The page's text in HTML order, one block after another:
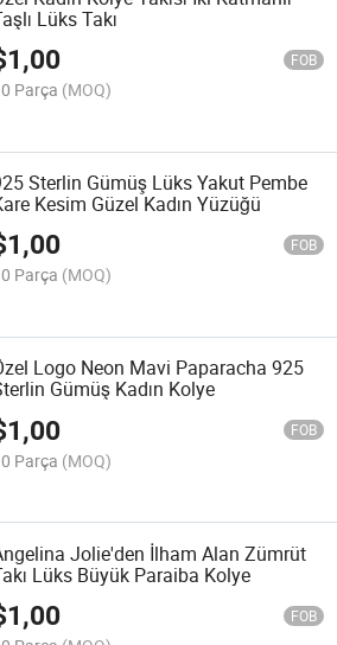
Lüks Takı
1,00 FOB
Parça (MOQ)
Sterlin Gümüş Lüks Yakut Pembe
Kesim Güzel Kadın Yüzüğü
1,00 FOB
Parça (MOQ)
Logo Neon Mavi Paparacha 925
Gümüş Kadın Kolye
1,00 FOB
Parça (MOQ)
Jolie'den İlham Alan Zümrüt
Lüks Büyük Paraiba Kolye
1,00 FOB